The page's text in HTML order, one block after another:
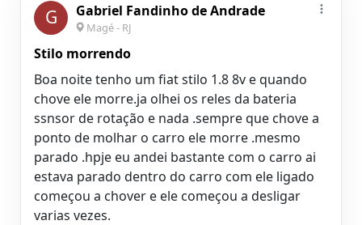
G Gabriel Fandinho de Andrade
Magé - RJ
Stilo morrendo
Boa noite tenho um fiat stilo 1.8 8v e quando
chove ele morre.ja olhei os reles da bateria
ssnsor de rotação e nada .sempre que chove a
ponto de molhar o carro ele morre .mesmo
parado .hpje eu andei bastante com o carro ai
estava parado dentro do carro com ele ligado
começou a chover e ele começou a desligar
varias vezes.